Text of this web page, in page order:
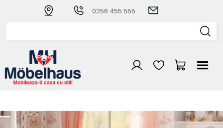
0256 455 555